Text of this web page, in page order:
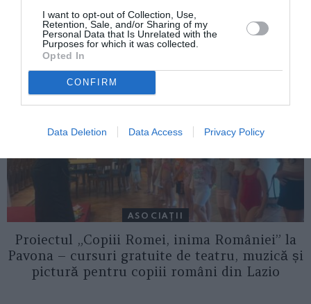
I want to opt-out of Collection, Use,
Retention, Sale, and/or Sharing of my
Personal Data that Is Unrelated with the
Purposes for which it was collected.
Opted In
CONFIRM
Data Deletion Data Access Privacy Policy
Concursul Miss Badante 2026: informații
despre înscrieri și participare
ASOCIAŢII
Proiectul „Copiii Romei, inima României” la
Pavona – cursuri gratuite de teatru, muzică și
pictură pentru copiii români din Lazio